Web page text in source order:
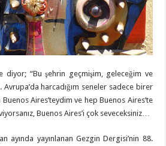
diyor; “Bu şehrin geçmişim, geleceğim ve
harcadığım seneler sadece birer
Buenos Aires’teydim ve hep Buenos Aires’te
Buenos Aires’i çok seveceksiniz…
ayında yayınlanan Gezgin Dergisi’nin 88.